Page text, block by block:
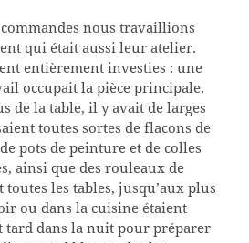
nous travaillions
qui était aussi leur atelier.
entièrement investies : une
occupait la pièce principale.
de la table, il y avait de larges
toutes sortes de flacons de
pots de peinture et de colles
ainsi que des rouleaux de
les tables, jusqu’aux plus
ou dans la cuisine étaient
tard dans la nuit pour préparer